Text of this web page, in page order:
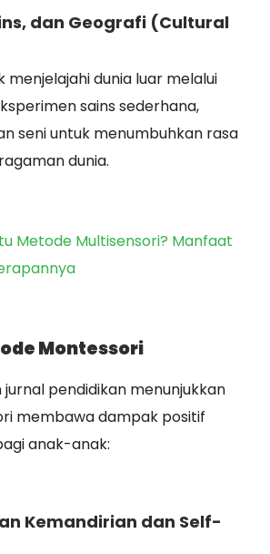
dan Geografi (Cultural
menjelajahi dunia luar melalui
sains sederhana,
seni untuk menumbuhkan rasa
dunia.
Metode Multisensori? Manfaat
Montessori
jurnal pendidikan menunjukkan
membawa dampak positif
anak-anak:
Kemandirian dan Self-